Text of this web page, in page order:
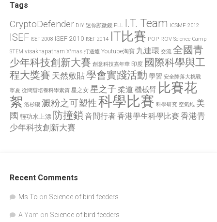
Tags
CryptoDefender DIY 迷你顯微鏡 FLL I.T. Team ICSMF 2012
ISEF ISEF 2008 ISEF 2010 ISEF 2014 IT比賽 POP ROV Science Camp
STEM visakhapatnam X'mas 打邊爐 Youtube淘寶 九連環 交流 全國青
少年科技創新大賽 創意科技嘉年華 印度 國際科學與工
程大獎賽 天然敷貼學會實踐活動 學習 安全降落大挑戰
寧夏 從問辯培養科學素質 星之女 星之子 柔道 機械臂 比賽花
絮 洛杉磯 澱粉之可塑性科學比賽 科學研究 空氣炮 美
國 輕功水上漂 防撞鎖 音間行者香港學生科學比賽 香港青
少年科技創新大賽
Recent Comments
Ms To on Science of bird feeders
A Yam on Science of bird feeders